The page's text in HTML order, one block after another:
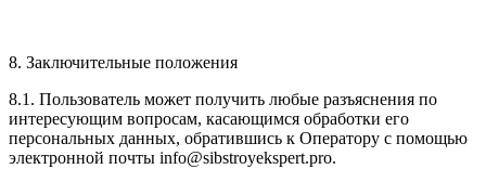
8. Заключительные положения
8.1. Пользователь может получить любые разъяснения по
интересующим вопросам, касающимся обработки его
персональных данных, обратившись к Оператору с помощью
электронной почты info@sibstroyekspert.pro.